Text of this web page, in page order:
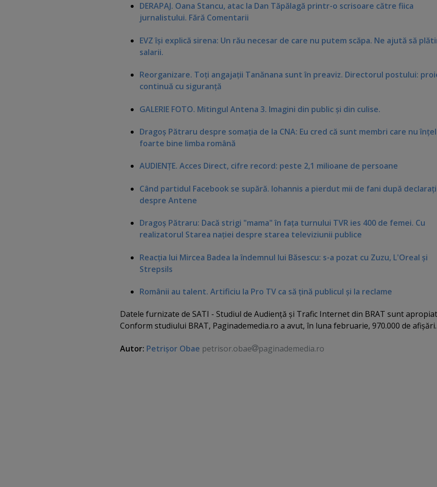
DERAPAJ. Oana Stancu, atac la Dan Tăpălagă printr-o scrisoare către fiica
jurnalistului. Fără Comentarii
EVZ îşi explică sirena: Un rău necesar de care nu putem scăpa. Ne ajută să
salarii.
Reorganizare. Toţi angajaţii Tanănana sunt în preaviz. Directorul postului:
continuă cu siguranţă
GALERIE FOTO. Mitingul Antena 3. Imagini din public şi din culise.
Dragoş Pătraru despre somaţia de la CNA: Eu cred că sunt membri care nu
foarte bine limba română
AUDIENŢE. Acces Direct, cifre record: peste 2,1 milioane de persoane
Când partidul Facebook se supără. Iohannis a pierdut mii de fani după
despre Antene
Dragoş Pătraru: Dacă strigi "mama" în faţa turnului TVR ies 400 de femei. Cu
realizatorul Starea naţiei despre starea televiziunii publice
Reacţia lui Mircea Badea la îndemnul lui Băsescu: s-a pozat cu Zuzu, L'Oreal şi
Strepsils
Românii au talent. Artificiu la Pro TV ca să ţină publicul şi la reclame
Datele furnizate de SATI - Studiul de Audienţă şi Trafic Internet din BRAT sunt
Conform studiului BRAT, Paginademedia.ro a avut, în luna februarie, 970.000 de afişări.
Autor: Petrişor Obae petrisor.obae paginademedia.ro